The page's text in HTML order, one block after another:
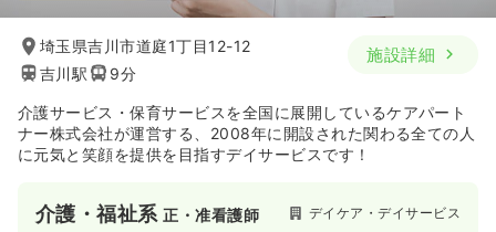
24.1
※経験5年の例
時間 8:30～17:30
担当業務未経験可
ブランク可
第二新卒可
月給24万円以上可
埼玉県吉川市道庭1丁目12-12
吉川駅
9分
施設詳細
介護サービス・保育サービスを全国に展開しているケアパート
ナー株式会社が運営する、2008年に開設された関わる全ての人
に元気と笑顔を提供を目指すデイサービスです！
介護・福祉系正・准看護師 デイケア・デイサービス